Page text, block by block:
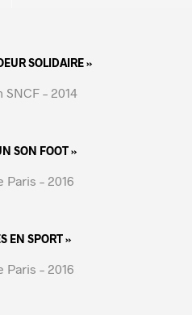
SOLIDAIRE »
– 2014
SON FOOT »
Paris – 2016
EN SPORT »
Paris – 2016